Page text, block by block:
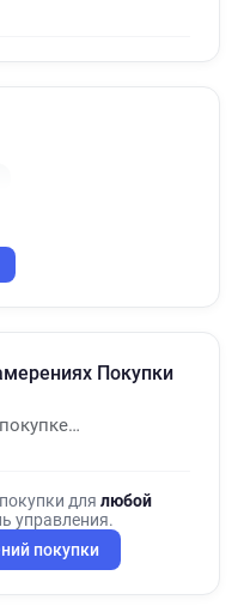
Покупки
для любой
управления.
покупки